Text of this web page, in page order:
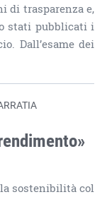
di trasparenza e,
stati pubblicati i
Dall’esame dei
sostenibilità col